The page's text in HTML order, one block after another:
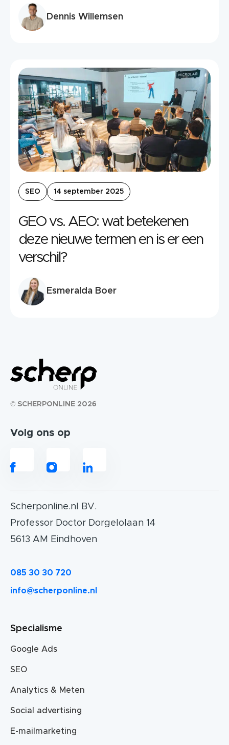
Dennis Willemsen
SEO 14 september 2025
GEO vs. AEO: wat betekenen
deze nieuwe termen en is er een
verschil?
Esmeralda Boer
© SCHERPONLINE 2026
Volg ons op
Scherponline.nl BV.
Professor Doctor Dorgelolaan 14
5613 AM Eindhoven
085 30 30 720
info@scherponline.nl
Specialisme
Google Ads
SEO
Analytics & Meten
Social advertising
E-mailmarketing